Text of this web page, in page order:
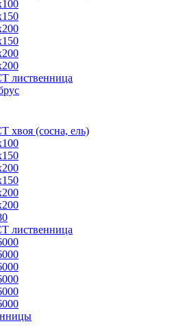
лиственница
хвоя (сосна, ель)
лиственница